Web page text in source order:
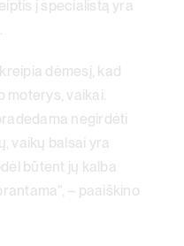
į specialistą yra
dėmesį, kad
moterys, vaikai.
negirdėti
vaikų balsai yra
būtent jų kalba
– paaiškino